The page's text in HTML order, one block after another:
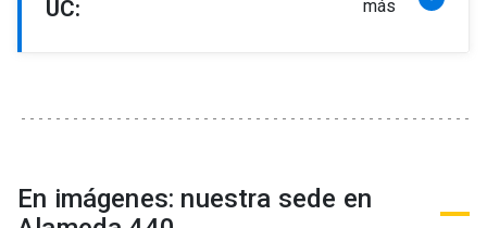
UC:
más
Reglamento de Becas y Descuentos Programa
de Magíster en Derecho, LLM
En imágenes: nuestra sede en